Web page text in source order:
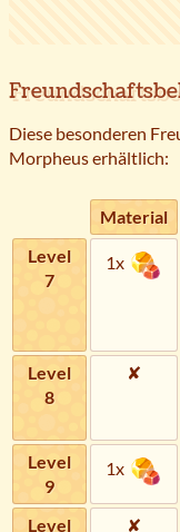
Diese besonderen
Morpheus erhältlich:
Material
Level
7
1x
Level
8
✘
Level
9
1x
Level
✘